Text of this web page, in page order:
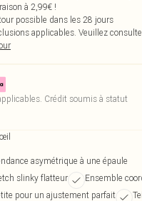
à 2,99€ !
possible dans les 28 jours
applicables. Veuillez
Crédit soumis à statut
asymétrique à une épaule
slinky flatteur
Ensemble
pour un ajustement parfait